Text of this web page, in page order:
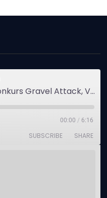
DDR #76 [info] - konkurs Gravel Attack, Varmia Gravel, Bike Expo, Inspire India Ultra Race
00:00 / 6:16
SUBSCRIBE SHARE